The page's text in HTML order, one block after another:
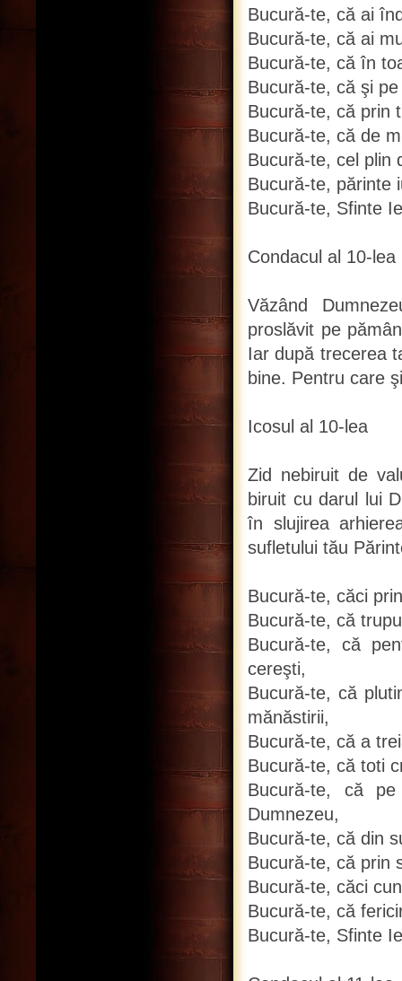
Bucură-te, că ai
Bucură-te, că ai
Bucură-te, că în
Bucură-te, că şi
Bucură-te, că prin
Bucură-te, că de
Bucură-te, cel plin
Bucură-te, părinte
Bucură-te, Sfinte
Condacul al 10-lea
Văzând
proslăvit pe
Iar după trecerea
bine. Pentru care
Icosul al 10-lea
Zid nebiruit de
biruit cu darul lui
în slujirea
sufletului tău
Bucură-te, căci
Bucură-te, că
Bucură-te, că
cereşti,
Bucură-te, că
mănăstirii,
Bucură-te, că a
Bucură-te, că toti
Bucură-te, că
Dumnezeu,
Bucură-te, că din
Bucură-te, că prin
Bucură-te, căci
Bucură-te, că
Bucură-te, Sfinte